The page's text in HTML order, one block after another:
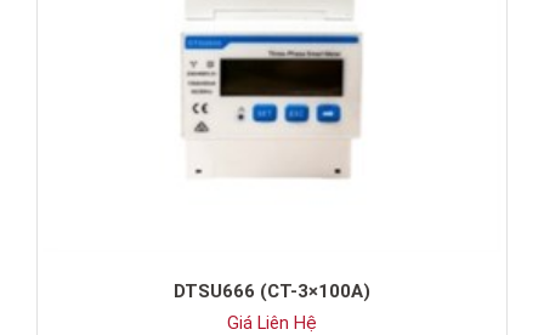
DTSU666 (CT-3×100A)
Giá Liên Hệ